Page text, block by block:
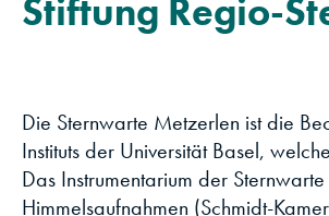
Stiftung Regio-
Die Sternwarte Metzerlen ist die
Instituts der Universität Basel,
Das Instrumentarium der
Himmelsaufnahmen (Schmidt-